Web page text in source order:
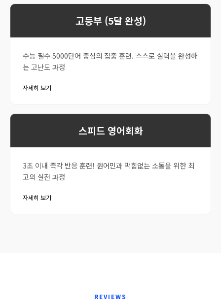
고등부 (5달 완성)
수능 필수 5000단어 중심의 집중 훈련. 스스로 실력을 완성하
는 고난도 과정
자세히 보기
스피드 영어회화
3초 이내 즉각 반응 훈련! 원어민과 막힘없는 소통을 위한 최
고의 실전 과정
자세히 보기
REVIEWS